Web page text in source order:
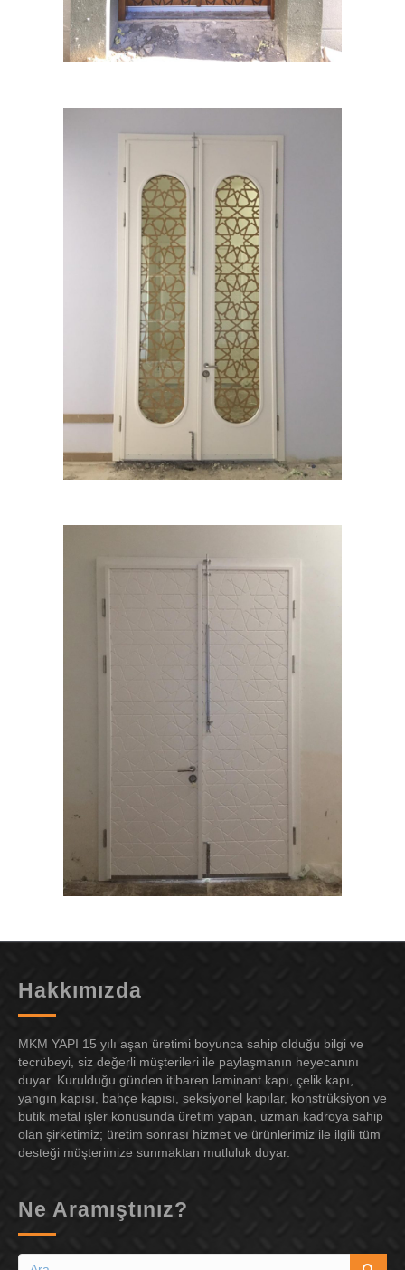
Hakkımızda
MKM YAPI 15 yılı aşan üretimi boyunca sahip olduğu bilgi ve
tecrübeyi, siz değerli müşterileri ile paylaşmanın heyecanını
duyar. Kurulduğu günden itibaren laminant kapı, çelik kapı,
yangın kapısı, bahçe kapısı, seksiyonel kapılar, konstrüksiyon ve
butik metal işler konusunda üretim yapan, uzman kadroya sahip
olan şirketimiz; üretim sonrası hizmet ve ürünlerimiz ile ilgili tüm
desteği müşterimize sunmaktan mutluluk duyar.
Ne Aramıştınız?